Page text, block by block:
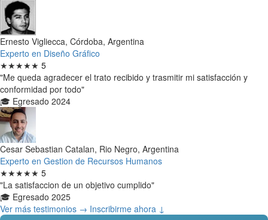
Ernesto Vigliecca, Córdoba, Argentina
Experto en Diseño Gráfico
★★★★★ 5
"Me queda agradecer el trato recibido y trasmitir mi satisfacción y
conformidad por todo"
🎓 Egresado 2024
Cesar Sebastian Catalan, Rio Negro, Argentina
Experto en Gestion de Recursos Humanos
★★★★★ 5
"La satisfaccion de un objetivo cumplido"
🎓 Egresado 2025
Ver más testimonios → Inscribirme ahora ↓